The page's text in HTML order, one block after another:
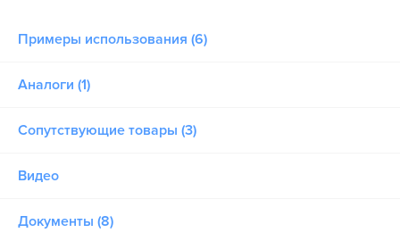
Примеры использования (6)
Аналоги (1)
Сопутствующие товары (3)
Видео
Документы (8)